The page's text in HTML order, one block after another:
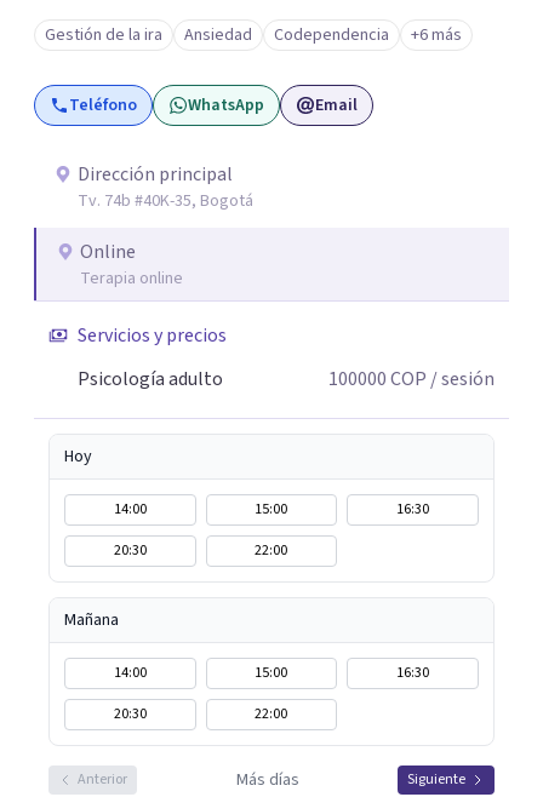
Gestión de la ira Ansiedad Codependencia +6 más
Teléfono WhatsApp Email
Dirección principal
Tv. 74b #40K-35, Bogotá
Online
Terapia online
Servicios y precios
Psicología adulto
100000COP / sesión
Hoy
14:00 15:00
16:30
20:30
22:00
Mañana
14:00 15:00
16:30
20:30
22:00
Anterior Más días Siguiente